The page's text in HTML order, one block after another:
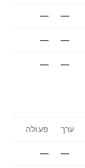
—
—
—
—
—
—
ערך פעולה
—
—